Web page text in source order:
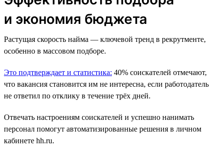
и экономия бюджета
Растущая скорость найма — ключевой тренд в рекрутменте,
особенно в массовом подборе.
Это подтверждает и статистика: 40% соискателей отмечают,
что вакансия становится им не интересна, если работодатель
не ответил по отклику в течение трёх дней.
Отвечать настроениям соискателей и успешно нанимать
персонал помогут автоматизированные решения в личном
кабинете hh.ru.